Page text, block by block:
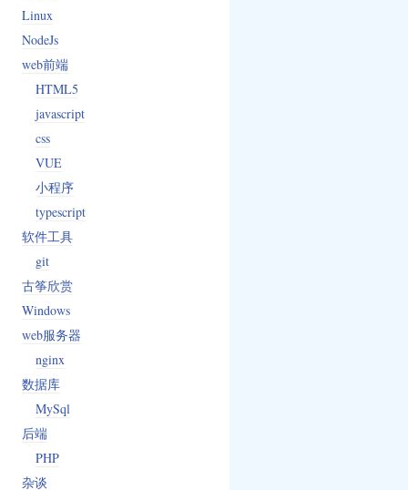
Linux
NodeJs
web前端
HTML5
javascript
css
VUE
小程序
typescript
软件工具
git
古筝欣赏
Windows
web服务器
nginx
数据库
MySql
后端
PHP
杂谈